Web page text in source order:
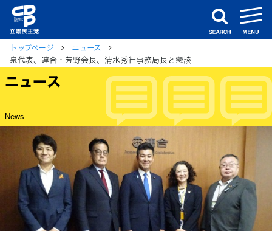
search
トップページ
ニュース
泉代表、連合・芳野会長、清水秀行事務局長と懇談
ニュース
News